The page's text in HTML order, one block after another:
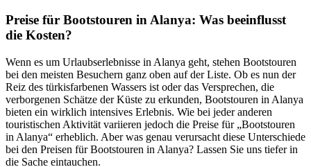
Preise für Bootstouren in Alanya: Was beeinflusst
die Kosten?
Wenn es um Urlaubserlebnisse in Alanya geht, stehen Bootstouren
bei den meisten Besuchern ganz oben auf der Liste. Ob es nun der
Reiz des türkisfarbenen Wassers ist oder das Versprechen, die
verborgenen Schätze der Küste zu erkunden, Bootstouren in Alanya
bieten ein wirklich intensives Erlebnis. Wie bei jeder anderen
touristischen Aktivität variieren jedoch die Preise für „Bootstouren
in Alanya“ erheblich. Aber was genau verursacht diese Unterschiede
bei den Preisen für Bootstouren in Alanya? Lassen Sie uns tiefer in
die Sache eintauchen.